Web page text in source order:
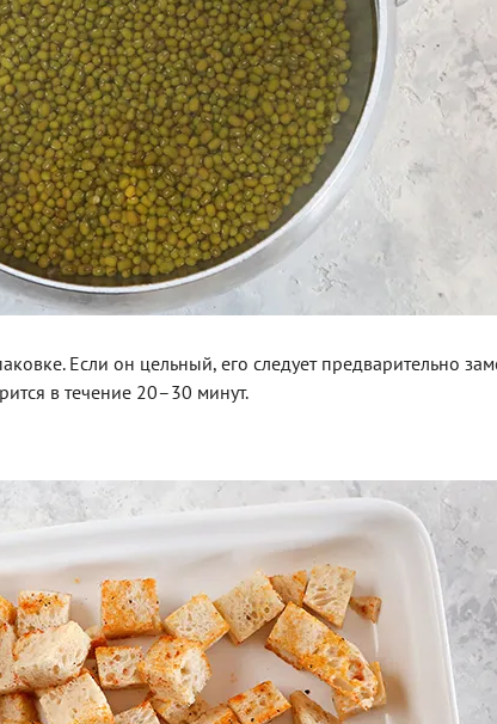
Если он цельный, его следует предварительно
в течение 20–30 минут.